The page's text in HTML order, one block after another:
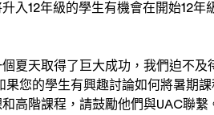
入12年級的學生有機會在開始12
夏天取得了巨大成功，我們迫不
您的學生有興趣討論如何將暑期
高階課程，請鼓勵他們與UAC聯繫